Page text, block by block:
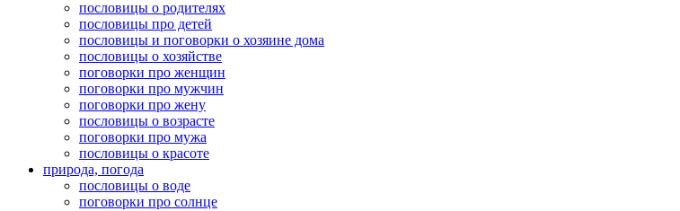
пословицы о родителях
пословицы про детей
пословицы и поговорки о хозяине дома
пословицы о хозяйстве
поговорки про женщин
поговорки про мужчин
поговорки про жену
пословицы о возрасте
поговорки про мужа
пословицы о красоте
природа, погода
пословицы о воде
поговорки про солнце